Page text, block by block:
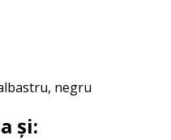
negru
și: